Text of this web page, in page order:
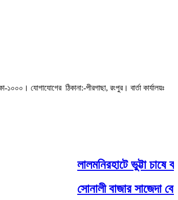
যোগাযোগের ঠিকানা:-পীরগাছা‌, রংপুর। বার্তা কার্যালয়ঃ
লালমনিরহাটে ভুট্টা চাষে
সোনালী বাজার সাজেদা